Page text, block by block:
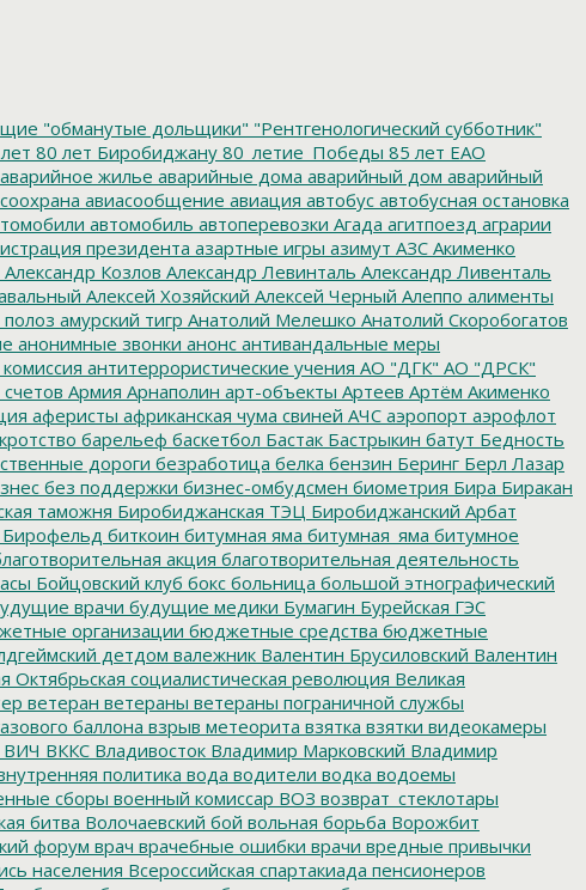
"обманутые дольщики" "Рентгенологический субботник"
80 лет Биробиджану 80_летие_Победы 85 лет ЕАО
аварийное жилье аварийные дома аварийный дом аварийный
авиасообщение авиация автобус автобусная остановка
автомобиль автоперевозки Агада агитпоезд аграрии
президента азартные игры азимут АЗС Акименко
Александр Козлов Александр Левинталь Александр Ливенталь
Алексей Хозяйский Алексей Черный Алеппо алименты
амурский тигр Анатолий Мелешко Анатолий Скоробогатов
анонимные звонки анонс антивандальные меры
антитеррористические учения АО "ДГК" АО "ДРСК"
Армия Арнаполин арт-объекты Артеев Артём Акименко
аферисты африканская чума свиней АЧС аэропорт аэрофлот
барельеф баскетбол Бастак Бастрыкин батут Бедность
дороги безработица белка бензин Беринг Берл Лазар
без поддержки бизнес-омбудсмен биометрия Бира Биракан
таможня Биробиджанская ТЭЦ Биробиджанский Арбат
Бирофельд биткоин битумная яма битумная_яма битумное
акция благотворительная деятельность
Бойцовский клуб бокс больница большой этнографический
врачи будущие медики Бумагин Бурейская ГЭС
организации бюджетные средства бюджетные
детдом валежник Валентин Брусиловский Валентин
Октябрьская социалистическая революция Великая
ветеран ветераны ветераны пограничной службы
баллона взрыв метеорита взятка взятки видеокамеры
ВИЧ ВККС Владивосток Владимир Марковский Владимир
политика вода водители водка водоемы
сборы военный комиссар ВОЗ возврат_стеклотары
битва Волочаевский бой вольная борьба Ворожбит
форум врач врачебные ошибки врачи вредные привычки
населения Всероссийская спартакиада пенсионеров